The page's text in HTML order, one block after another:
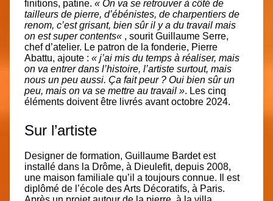
finitions, patine. « On va se retrouver à côté de
tailleurs de pierre, d’ébénistes, de charpentiers de
renom, c’est grisant, bien sûr il y a du travail mais
on est super contents« , sourit Guillaume Serre,
chef d’atelier. Le patron de la fonderie, Pierre
Abattu, ajoute : « j’ai mis du temps à réaliser, mais
on va entrer dans l’histoire, l’artiste surtout, mais
nous un peu aussi. Ça fait peur ? Oui bien sûr un
peu, mais on va se mettre au travail ». Les cinq
éléments doivent être livrés avant octobre 2024.
Sur l’artiste
Designer de formation, Guillaume Bardet est
installé dans la Drôme, à Dieulefit, depuis 2008,
une maison familiale qu’il a toujours connue. Il est
diplômé de l’école des Arts Décoratifs, à Paris.